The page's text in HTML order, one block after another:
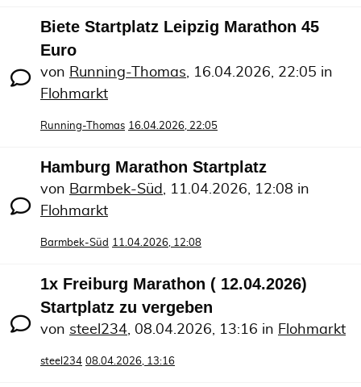
Biete Startplatz Leipzig Marathon 45
Euro
von Running-Thomas, 16.04.2026, 22:05 in
Flohmarkt
Running-Thomas 16.04.2026, 22:05
Hamburg Marathon Startplatz
von Barmbek-Süd, 11.04.2026, 12:08 in
Flohmarkt
Barmbek-Süd 11.04.2026, 12:08
1x Freiburg Marathon ( 12.04.2026)
Startplatz zu vergeben
von steel234, 08.04.2026, 13:16 in Flohmarkt
steel234 08.04.2026, 13:16